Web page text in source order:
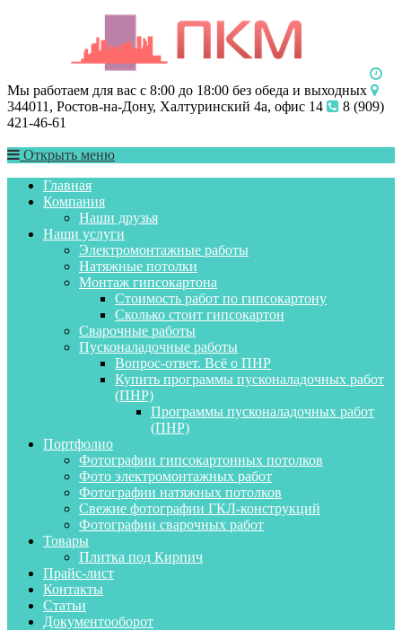
Мы работаем для вас с 8:00 до 18:00 без обеда и выходных
344011, Ростов-на-Дону, Халтуринский 4а, офис 14
8 (909)
421-46-61
Открыть меню
Главная
Компания
Наши друзья
Наши услуги
Электромонтажные работы
Натяжные потолки
Монтаж гипсокартона
Стоимость работ по гипсокартону
Сколько стоит гипсокартон
Сварочные работы
Пусконаладочные работы
Вопрос-ответ. Всё о ПНР
Купить программы пусконаладочных работ
(ПНР)
Программы пусконаладочных работ
(ПНР)
Портфолио
Фотографии гипсокартонных потолков
Фото электромонтажных работ
Фотографии натяжных потолков
Свежие фотографии ГКЛ-конструкций
Фотографии сварочных работ
Товары
Плитка под Кирпич
Прайс-лист
Контакты
Статьи
Документооборот